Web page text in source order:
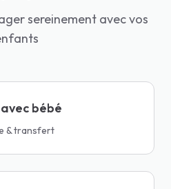
sereinement avec vos
bébé
& transfert